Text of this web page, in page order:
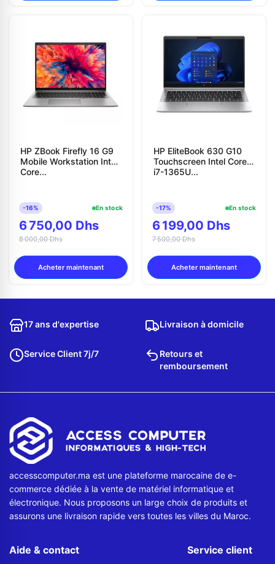
HP ZBook Firefly 16 G9
Mobile Workstation Intel
Core...
-16% En stock
6 750,00 Dhs
8 000,00 Dhs
Acheter maintenant
HP EliteBook 630 G10
Touchscreen Intel Core
i7-1365U...
-17% En stock
6 199,00 Dhs
7 500,00 Dhs
Acheter maintenant
17 ans d'expertise Livraison à domicile
Service Client 7j/7
Retours et
remboursement
accesscomputer.ma est une plateforme marocaine de e-
commerce dédiée à la vente de matériel informatique et
électronique. Nous proposons un large choix de produits et
assurons une livraison rapide vers toutes les villes du Maroc.
Aide & contact Service client